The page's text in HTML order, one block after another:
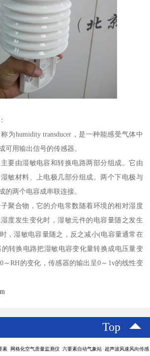
为humidity transducer，是一种能感受气体中
可用输出信号的传感器。
要由湿敏电容和转换电路两部分组成。它由
敏材料、上电极几部分组成。两个下电极与
的两个电容成串联连接。
聚合物，它的介电常数随着环境的相对湿度
度发生变化时，湿敏元件的电容量随之发生
，湿敏电容量随之，反之减小(电容量通常在
转换电路把湿敏电容变化量转换成电压量变
～RH的变化，传感器的输出呈0～1v的线性变
Top
素 网格化空气质量监测仪 六要素自动气象站 超声波风速风向传感